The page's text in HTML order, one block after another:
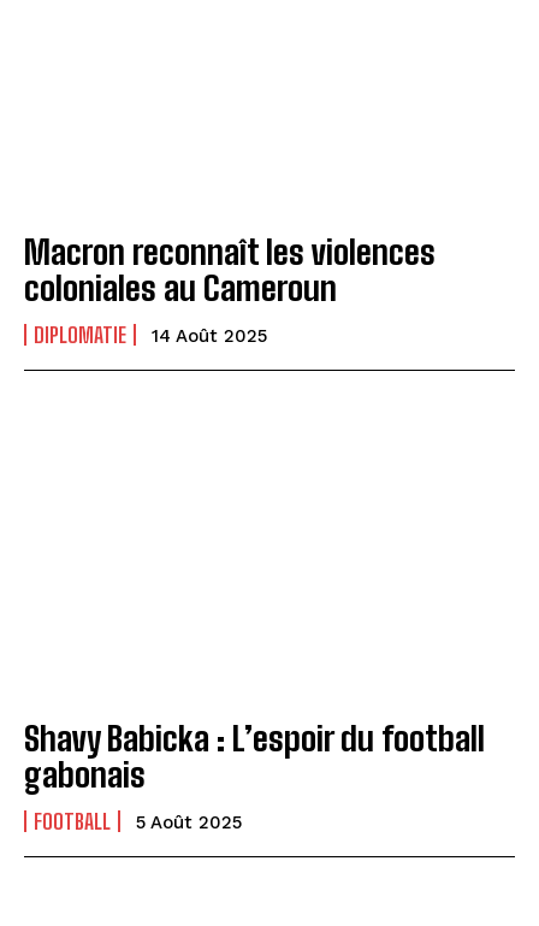
Macron reconnaît les violences
coloniales au Cameroun
DIPLOMATIE 14 Août 2025
Shavy Babicka : L’espoir du football
gabonais
FOOTBALL 5 Août 2025